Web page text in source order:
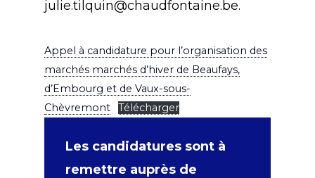
julie.tilquin@chaudfontaine.be.
Appel à candidature pour l’organisation des
marchés marchés d’hiver de Beaufays,
d’Embourg et de Vaux-sous­
Chèvremont
Télécharger
Les candidatures sont à
remettre auprès de